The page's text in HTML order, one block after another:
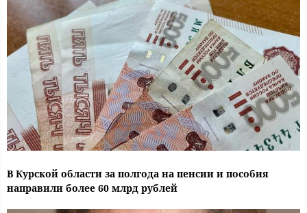
В Курской области за полгода на пенсии и пособия
направили более 60 млрд рублей